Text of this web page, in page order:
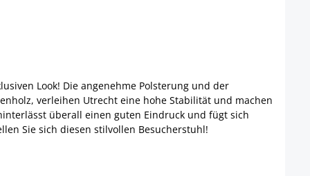
Look! Die angenehme Polsterung und der
verleihen Utrecht eine hohe Stabilität und machen
überall einen guten Eindruck und fügt sich
Sie sich diesen stilvollen Besucherstuhl!